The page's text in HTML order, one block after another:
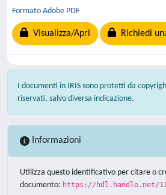
Formato Adobe PDF
Visualizza/Apri Richiedi
I documenti in IRIS sono protetti da
riservati, salvo diversa indicazione.
Informazioni
Utilizza questo identificativo per citare o
documento: https://hdl.handle.net/